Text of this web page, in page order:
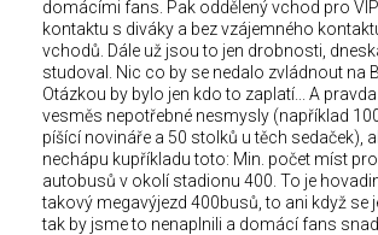
domácími fans. Pak oddělený vchod pro
kontaktu s diváky a bez vzájemného
vchodů. Dále už jsou to jen drobnosti,
studoval. Nic co by se nedalo zvládnout na
Otázkou by bylo jen kdo to zaplatí... A
vesměs nepotřebné nesmysly (například
píšící novináře a 50 stolků u těch sedaček),
nechápu kupříkladu toto: Min. počet míst
autobusů v okolí stadionu 400. To je
takový megavýjezd 400busů, to ani když se
tak by jsme to nenaplnili a domácí fans